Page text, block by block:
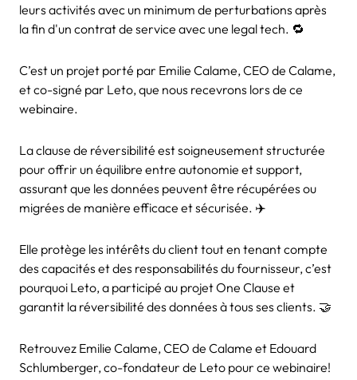
leurs activités avec un minimum de perturbations après
la fin d'un contrat de service avec une legal tech. 🔁
C’est un projet porté par Emilie Calame, CEO de Calame,
et co-signé par Leto, que nous recevrons lors de ce
webinaire.
La clause de réversibilité est soigneusement structurée
pour offrir un équilibre entre autonomie et support,
assurant que les données peuvent être récupérées ou
migrées de manière efficace et sécurisée. ✈️
Elle protège les intérêts du client tout en tenant compte
des capacités et des responsabilités du fournisseur, c’est
pourquoi Leto, a participé au projet One Clause et
garantit la réversibilité des données à tous ses clients. 🤝
Retrouvez Emilie Calame, CEO de Calame et Edouard
Schlumberger, co-fondateur de Leto pour ce webinaire!